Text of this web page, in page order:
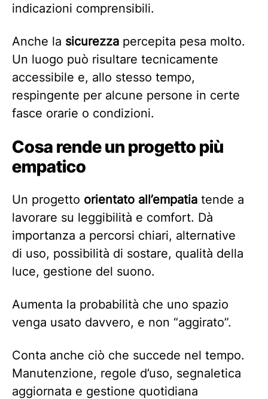
indicazioni comprensibili.
Anche la sicurezza percepita pesa molto.
Un luogo può risultare tecnicamente
accessibile e, allo stesso tempo,
respingente per alcune persone in certe
fasce orarie o condizioni.
Cosa rende un progetto più
empatico
Un progetto orientato all’empatia tende a
lavorare su leggibilità e comfort. Dà
importanza a percorsi chiari, alternative
di uso, possibilità di sostare, qualità della
luce, gestione del suono.
Aumenta la probabilità che uno spazio
venga usato davvero, e non “aggirato”.
Conta anche ciò che succede nel tempo.
Manutenzione, regole d’uso, segnaletica
aggiornata e gestione quotidiana